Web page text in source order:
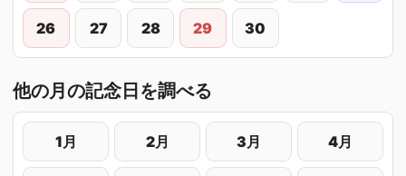
26 27 28 29 30
他の月の記念日を調べる
1月 2月 3月 4月